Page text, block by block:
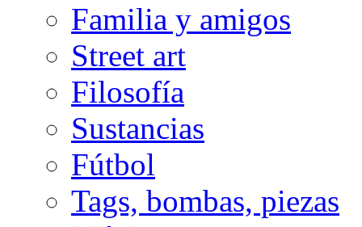
Familia y amigos
Street art
Filosofía
Sustancias
Fútbol
Tags, bombas, piezas